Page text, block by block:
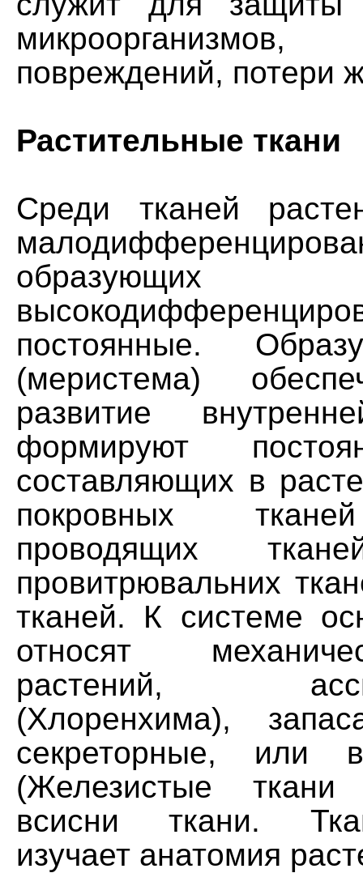
микроорганизмов,
повреждений, потери
Растительные ткани
Среди тканей
постоянные.
(меристема)
развитие
формируют
составляющих в
покровных
проводящих
провитрювальних
тканей. К системе
относят
растений,
(Хлоренхима),
секреторные, или
(Железистые
всисни ткани.
изучает анатомия